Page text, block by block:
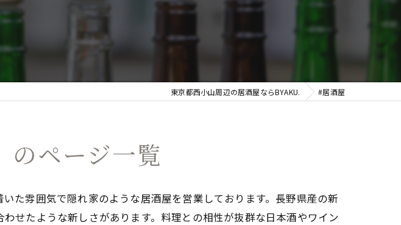
おしゃれ
東京都西小山周辺の居酒屋ならBYAKU. #居酒屋
のページ一覧
た雰囲気で隠れ家のような居酒屋を営業しております。長野県産の新
せたような新しさがあります。料理との相性が抜群な日本酒やワイン